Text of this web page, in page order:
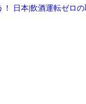
！ 日本|飲酒運転ゼロの